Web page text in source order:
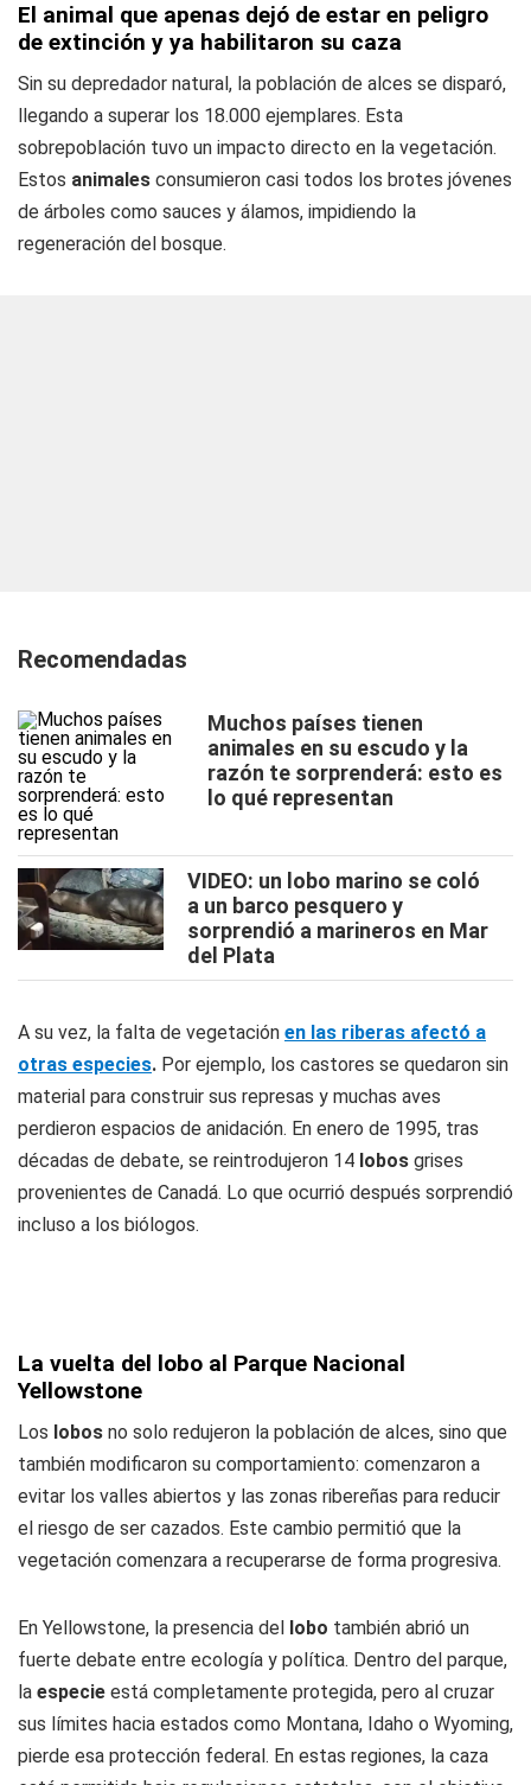
El animal que apenas dejó de estar en peligro
de extinción y ya habilitaron su caza
Sin su depredador natural, la población de alces se disparó,
llegando a superar los 18.000 ejemplares. Esta
sobrepoblación tuvo un impacto directo en la vegetación.
Estos animales consumieron casi todos los brotes jóvenes
de árboles como sauces y álamos, impidiendo la
regeneración del bosque.
Recomendadas
Muchos países tienen
animales en su escudo y la
razón te sorprenderá: esto es
lo qué representan
VIDEO: un lobo marino se coló
a un barco pesquero y
sorprendió a marineros en Mar
del Plata
A su vez, la falta de vegetación en las riberas afectó a
otras especies. Por ejemplo, los castores se quedaron sin
material para construir sus represas y muchas aves
perdieron espacios de anidación. En enero de 1995, tras
décadas de debate, se reintrodujeron 14 lobos grises
provenientes de Canadá. Lo que ocurrió después sorprendió
incluso a los biólogos.
La vuelta del lobo al Parque Nacional
Yellowstone
Los lobos no solo redujeron la población de alces, sino que
también modificaron su comportamiento: comenzaron a
evitar los valles abiertos y las zonas ribereñas para reducir
el riesgo de ser cazados. Este cambio permitió que la
vegetación comenzara a recuperarse de forma progresiva.
En Yellowstone, la presencia del lobo también abrió un
fuerte debate entre ecología y política. Dentro del parque,
la especie está completamente protegida, pero al cruzar
sus límites hacia estados como Montana, Idaho o Wyoming,
pierde esa protección federal. En estas regiones, la caza